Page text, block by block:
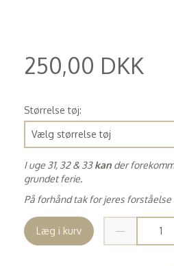
250,00 DKK
Størrelse tøj:
I uge 31, 32 & 33kan der
grundet ferie.
På forhånd tak for jeres forståelse
Læg i kurv